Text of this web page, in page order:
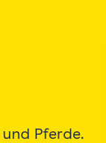
Pferde.